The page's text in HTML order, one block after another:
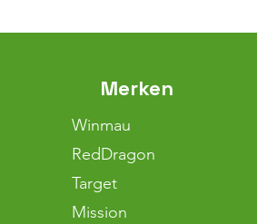
Merken
Winmau
RedDragon
Target
Mission